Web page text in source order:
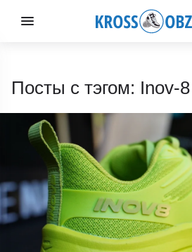
Посты с тэгом: Inov-8